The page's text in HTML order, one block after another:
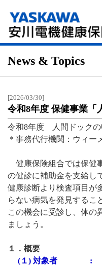
News & Topics
[2026/03/30]
令和8年度 保健事業「
令和8年度 人間ドックの
＊事務代行機関：ウィー
健康保険組合では保健
の健診に補助金を支給し
健康診断より検査項目が
らない病気を発見するこ
この機会に受診し、体の
ましょう。
１．概要
(１) 対象者 : 一般